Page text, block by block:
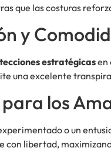
que las costuras
y
estratégicasen
una excelente
los
o un
con libertad,